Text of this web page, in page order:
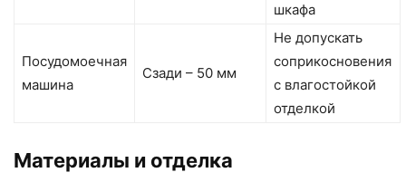
шкафа
Посудомоечная
машина
Сзади – 50 мм
Не допускать
соприкосновения
с влагостойкой
отделкой
Материалы и отделка